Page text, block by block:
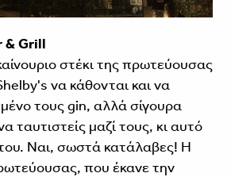
& Grill
στέκι της πρωτεύουσας
να κάθονται και να
τους gin, αλλά σίγουρα
ταυτιστείς μαζί τους, κι αυτό
Ναι, σωστά κατάλαβες! Η
που έκανε την